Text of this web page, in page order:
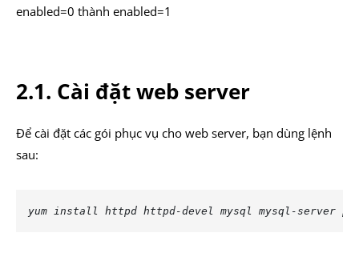
enabled=0 thành enabled=1
2.1. Cài đặt web server
Để cài đặt các gói phục vụ cho web server, bạn dùng lệnh
sau:
yum install httpd httpd-devel mysql mysql-server